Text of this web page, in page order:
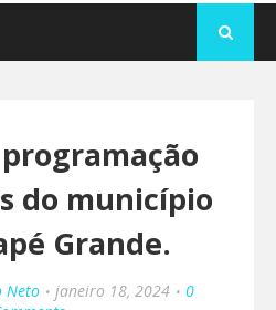
do município
Grande.
Neto janeiro 18, 2024
0